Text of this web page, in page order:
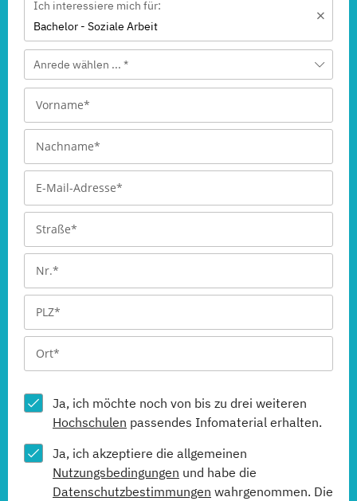
Ich interessiere mich für:
Bachelor - Soziale Arbeit
Anrede wählen ... *
Ja, ich möchte noch von bis zu drei weiteren
Hochschulen passendes Infomaterial erhalten.
Ja, ich akzeptiere die allgemeinen
Nutzungsbedingungen und habe die
Datenschutzbestimmungen wahrgenommen. Die